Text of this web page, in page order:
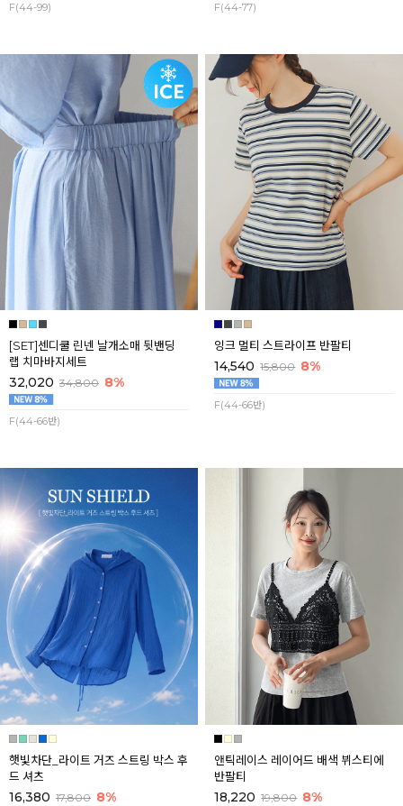
F(44-99) F(44-77)
[SET]센디쿨 린넨 날개소매 뒷밴딩
랩 치마바지세트
32,020 34,800 8%
F(44-66반)
잉크 멀티 스트라이프 반팔티
14,540 15,800 8%
F(44-66반)
햇빛차단_라이트 거즈 스트링 박스 후
드 셔츠
16,380 17,800 8%
앤틱레이스 레이어드 배색 뷔스티에
반팔티
18,220 19,800 8%